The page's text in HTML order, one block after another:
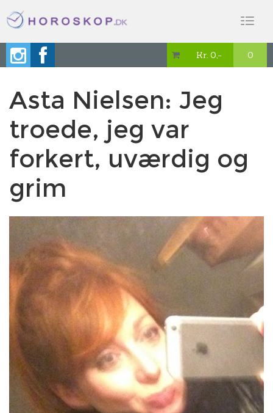
 Kr. 0,- 0
Asta Nielsen: Jeg
troede, jeg var
forkert, uværdig og
grim